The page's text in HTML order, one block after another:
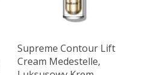
Supreme Contour Lift
Cream Medestelle,